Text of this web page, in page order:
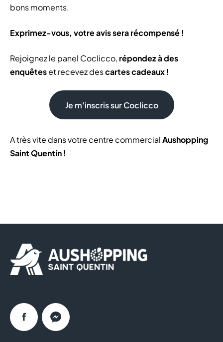
bons moments.
Exprimez-vous, votre avis sera récompensé !
Rejoignez le panel Coclicco, répondez à des
enquêteset recevez descartes cadeaux !
Je m'inscris sur Coclicco
A très vite dans votre centre commercialAushopping
Saint Quentin !
FacebookMessenger